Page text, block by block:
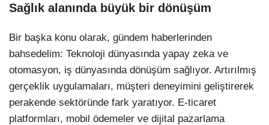
Sağlık alanında büyük bir dönüşüm
Bir başka konu olarak, gündem haberlerinden
bahsedelim: Teknoloji dünyasında yapay zeka ve
otomasyon, iş dünyasında dönüşüm sağlıyor. Artırılmış
gerçeklik uygulamaları, müşteri deneyimini geliştirerek
perakende sektöründe fark yaratıyor. E-ticaret
platformları, mobil ödemeler ve dijital pazarlama